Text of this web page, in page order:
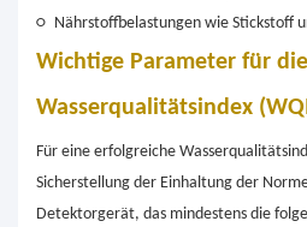
○ Nährstoffbelastungen wie Stickstoff
Wichtige Parameter für
Wasserqualitätsindex
Für eine erfolgreiche
Sicherstellung der Einhaltung der
Detektorgerät, das mindestens die